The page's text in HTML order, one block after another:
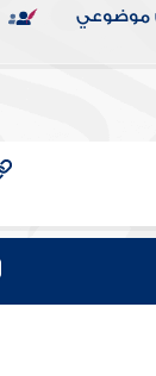
موضوعي